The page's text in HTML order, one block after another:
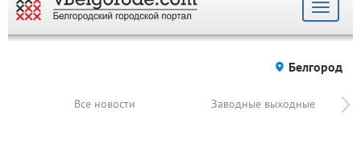
Toggle
Белгород
Все новости Заводные выходные